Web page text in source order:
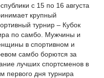
с 15 по 16 августа
крупный
турнир – Кубок
по самбо. Мужчины и
в спортивном и
самбо борются за
лучших спортсменов в
первого дня турнира